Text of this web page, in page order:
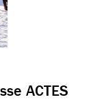
ACTES